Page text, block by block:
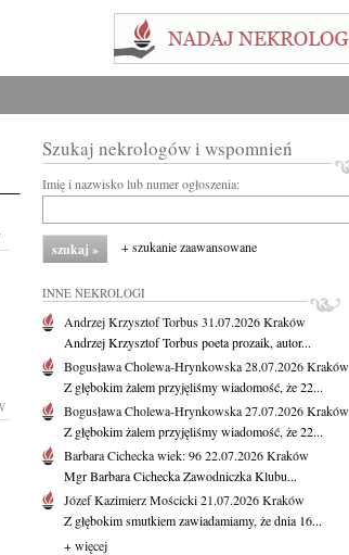
Szukaj nekrologów i wspomnień
Imię i nazwisko lub numer ogłoszenia:
+ szukanie zaawansowane
INNE NEKROLOGI
Andrzej Krzysztof Torbus31.07.2026Kraków
Andrzej Krzysztof Torbus poeta prozaik, autor...
Bogusława Cholewa-Hrynkowska28.07.2026Kraków
Z głębokim żalem przyjęliśmy wiadomość, że 22...
Bogusława Cholewa-Hrynkowska27.07.2026Kraków
Z głębokim żalem przyjęliśmy wiadomość, że 22...
Barbara Cicheckawiek: 9622.07.2026Kraków
Mgr Barbara Cichecka Zawodniczka Klubu...
Józef Kazimierz Mościcki21.07.2026Kraków
Z głębokim smutkiem zawiadamiamy, że dnia 16...
+ więcej